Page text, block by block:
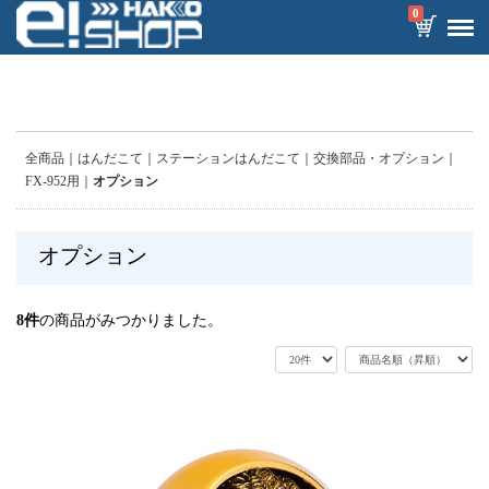
0
全商品 はんだこて ステーションはんだこて
交換部品・オプション
FX-952用
オプション
オプション
8件の商品がみつかりました。